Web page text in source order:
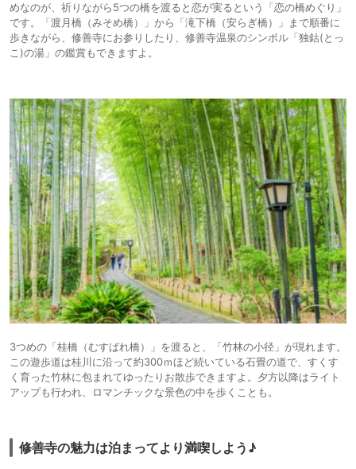
めなのが、祈りながら5つの橋を渡ると恋が実るという「恋の橋めぐり」
です。「渡月橋（みそめ橋）」から「滝下橋（安らぎ橋）」まで順番に
歩きながら、修善寺にお参りしたり、修善寺温泉のシンボル「独鈷(とっ
こ)の湯」の鑑賞もできますよ。
3つめの「桂橋（むすばれ橋）」を渡ると、「竹林の小径」が現れます。
この遊歩道は桂川に沿って約300ｍほど続いている石畳の道で、すくす
く育った竹林に包まれてゆったりお散歩できますよ。夕方以降はライト
アップも行われ、ロマンチックな景色の中を歩くことも。
修善寺の魅力は泊まってより満喫しよう♪